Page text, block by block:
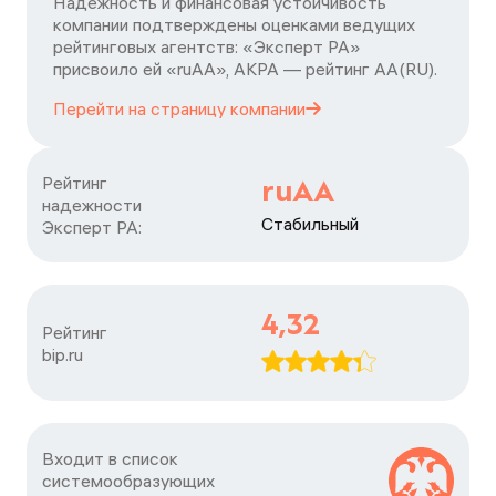
компании подтверждены оценками ведущих
рейтинговых агентств: «Эксперт РА»
присвоило ей «ruAA», АКРА — рейтинг АА(RU).
Перейти на страницу компании
Рейтинг
надежности
Эксперт РА:
ruAA
Стабильный
Рейтинг
bip.ru
4,32
Входит в список
системообразующих